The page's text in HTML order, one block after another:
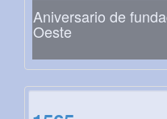
Aniversario de
Oeste